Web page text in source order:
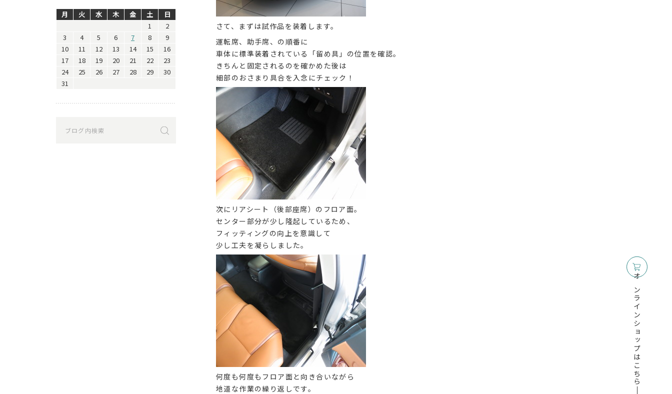
さて、まずは試作品を装着します。
運転席、助手席、の順番に
車体に標準装着されている「留め具」の位置を確認。
きちんと固定されるのを確かめた後は
細部のおさまり具合を入念にチェック！
次にリアシート（後部座席）のフロア面。
センター部分が少し隆起しているため、
フィッティングの向上を意識して
少し工夫を凝らしました。
何度も何度もフロア面と向き合いながら
地道な作業の繰り返しです。
月 火 水 木 金 土
日
1
2
3
4 5 6 7 8
9
10
11 12 13 14 15
16
17
18 19 20 21 22
23
24
25 26 27 28 29
30
31
オンラインショップはこちら